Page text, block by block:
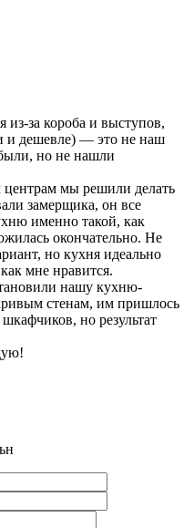
из-за короба и выступов,
и дешевле) — это не наш
но не нашли
центрам мы решили делать
замерщика, он все
именно такой, как
окончательно. Не
но кухня идеально
мне нравится.
нашу кухню-
стенам, им пришлось
но результат